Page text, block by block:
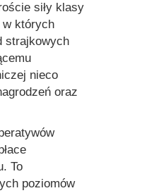
siły klasy
w których
strajkowych
nieco
oraz
To
poziomów